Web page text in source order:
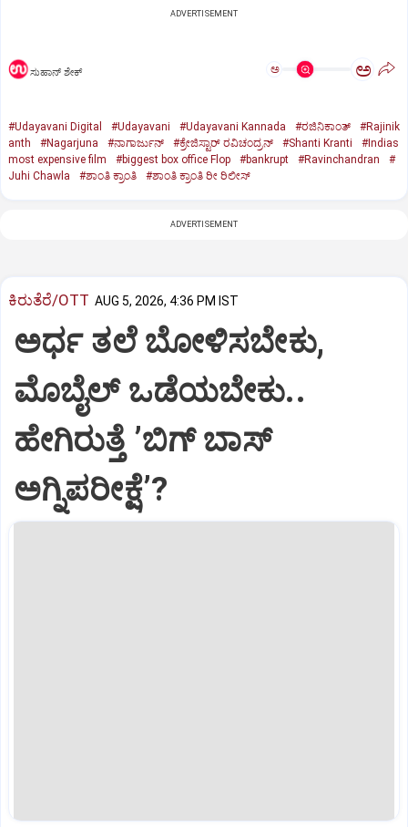
ADVERTISEMENT
ಸುಹಾನ್‌ ಶೇಕ್‌ ಅ ಅ
#Udayavani Digital #Udayavani #Udayavani Kannada #ರಜಿನಿಕಾಂತ್‌
#Rajinik
anth
#Nagarjuna #ನಾಗಾರ್ಜುನ್‌ #ಕ್ರೇಜಿಸ್ಟಾರ್‌ ರವಿಚಂದ್ರನ್‌ #Shanti Kranti
#Indias
most expensive film
#biggest box office Flop #bankrupt #Ravinchandran
#
Juhi Chawla
#ಶಾಂತಿ ಕ್ರಾಂತಿ #ಶಾಂತಿ ಕ್ರಾಂತಿ ರೀ ರಿಲೀಸ್‌
ADVERTISEMENT
ಕಿರುತೆರೆ/OTT AUG 5, 2026, 4:36 PM IST
ಅರ್ಧ ತಲೆ ಬೋಳಿಸಬೇಕು,
ಮೊಬೈಲ್‌ ಒಡೆಯಬೇಕು..
ಹೇಗಿರುತ್ತೆ ‌ʼಬಿಗ್ ಬಾಸ್‌
ಅಗ್ನಿಪರೀಕ್ಷೆʼ?